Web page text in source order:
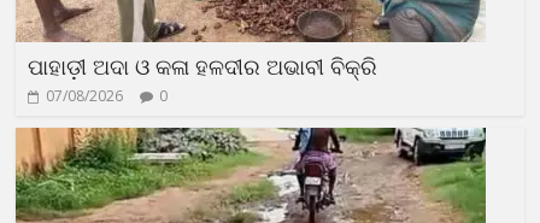
ପାହାଡ଼ୀ ଅଦା ଓ କଳା ହଳଦୀର ଅଭାବୀ ବିକ୍ରି
07/08/2026 0